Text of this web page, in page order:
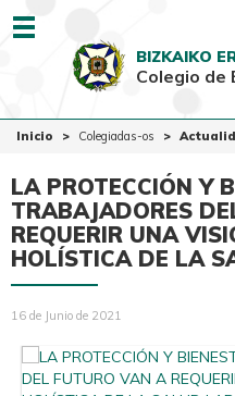
EUSK
Colegiadas-os
Ciudadanía
Ventanilla Única
BIZKAIKO
Colegio de
Inicio Colegiadas-os
LA PROTECCIÓN Y
TRABAJADORES
REQUERIR UNA
HOLÍSTICA DE LA
16 de Junio de 2021